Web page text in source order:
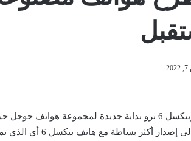
يمثل كل من بيكسل 6 وبيكسل 6 برو بداية جديدة
بساطة مع هاتف بيكسل 6 أي الذي تم إصداره مؤخرا.